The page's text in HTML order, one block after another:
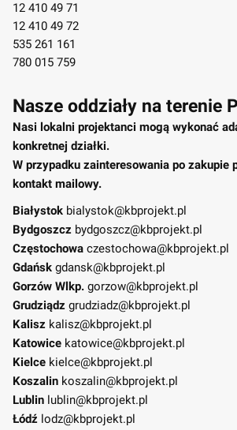
12 410 49 71
12 410 49 72
535 261 161
780 015 759
Nasze oddziały na terenie
Nasi lokalni projektanci mogą wykonać
konkretnej działki.
W przypadku zainteresowania po zakupie
kontakt mailowy.
Białystok bialystok@kbprojekt.pl
Bydgoszcz bydgoszcz@kbprojekt.pl
Częstochowa czestochowa@kbprojekt.pl
Gdańsk gdansk@kbprojekt.pl
Gorzów Wlkp. gorzow@kbprojekt.pl
Grudziądz grudziadz@kbprojekt.pl
Kalisz kalisz@kbprojekt.pl
Katowice katowice@kbprojekt.pl
Kielce kielce@kbprojekt.pl
Koszalin koszalin@kbprojekt.pl
Lublin lublin@kbprojekt.pl
Łódź lodz@kbprojekt.pl